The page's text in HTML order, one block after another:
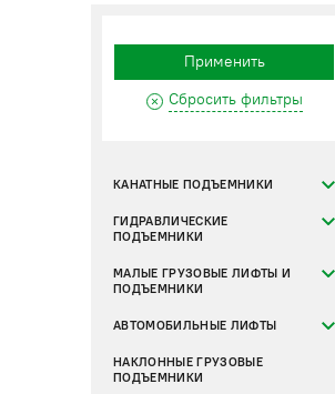
Применить
Сбросить фильтры
КАНАТНЫЕ ПОДЪЕМНИКИ
ГИДРАВЛИЧЕСКИЕ
ПОДЪЕМНИКИ
МАЛЫЕ ГРУЗОВЫЕ ЛИФТЫ И
ПОДЪЕМНИКИ
АВТОМОБИЛЬНЫЕ ЛИФТЫ
НАКЛОННЫЕ ГРУЗОВЫЕ
ПОДЪЕМНИКИ